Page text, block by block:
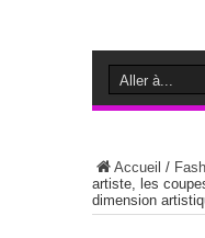
Accueil /
artiste, les
dimension